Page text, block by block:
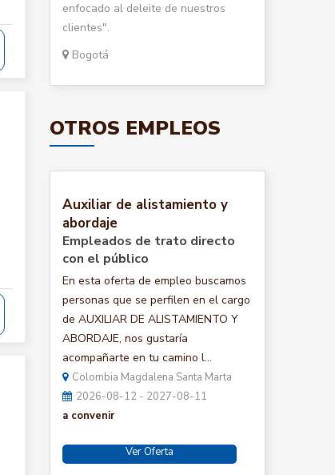
enfocado al deleite de nuestros
clientes".
Bogotá
OTROS EMPLEOS
Auxiliar de alistamiento y
abordaje
Empleados de trato directo
con el público
En esta oferta de empleo buscamos
personas que se perfilen en el cargo
de AUXILIAR DE ALISTAMIENTO Y
ABORDAJE, nos gustaría
acompañarte en tu camino l...
Colombia Magdalena Santa Marta
2026-08-12 - 2027-08-11
a convenir
Ver Oferta